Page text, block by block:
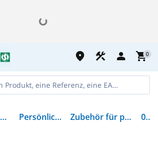
place construction person shopping_cart0
Arbeitsschutz & Kleidung Persönliche Schutzausrüstung Zubehör für persönliche Schutzausrüstung 00450